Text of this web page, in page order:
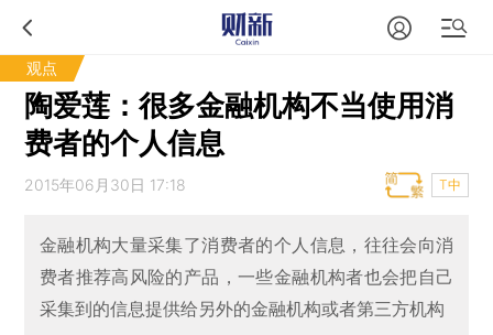
观点
陶爱莲：很多金融机构不当使用消
费者的个人信息
2015年06月30日 17:18 T中
金融机构大量采集了消费者的个人信息，往往会向消
费者推荐高风险的产品，一些金融机构者也会把自己
采集到的信息提供给另外的金融机构或者第三方机构